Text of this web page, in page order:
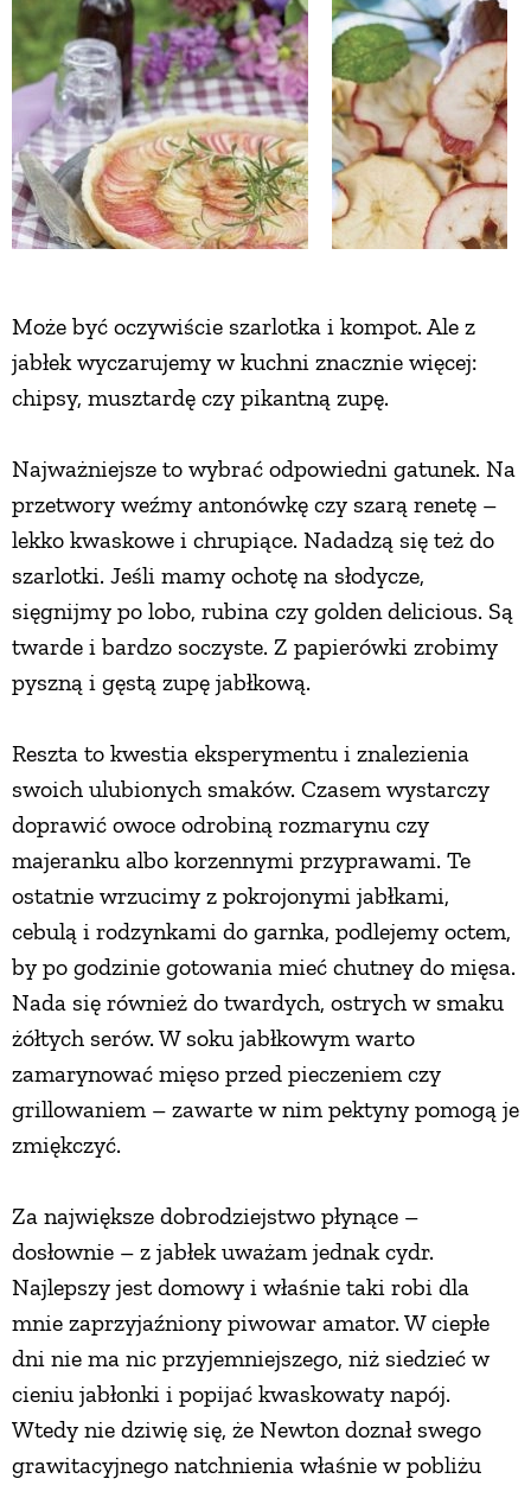
Może być oczywiście szarlotka i kompot. Ale z
jabłek wyczarujemy w kuchni znacznie więcej:
chipsy, musztardę czy pikantną zupę.
Najważniejsze to wybrać odpowiedni gatunek. Na
przetwory weźmy antonówkę czy szarą renetę –
lekko kwaskowe i chrupiące. Nadadzą się też do
szarlotki. Jeśli mamy ochotę na słodycze,
sięgnijmy po lobo, rubina czy golden delicious. Są
twarde i bardzo soczyste. Z papierówki zrobimy
pyszną i gęstą zupę jabłkową.
Reszta to kwestia eksperymentu i znalezienia
swoich ulubionych smaków. Czasem wystarczy
doprawić owoce odrobiną rozmarynu czy
majeranku albo korzennymi przyprawami. Te
ostatnie wrzucimy z pokrojonymi jabłkami,
cebulą i rodzynkami do garnka, podlejemy octem,
by po godzinie gotowania mieć chutney do mięsa.
Nada się również do twardych, ostrych w smaku
żółtych serów. W soku jabłkowym warto
zamarynować mięso przed pieczeniem czy
grillowaniem – zawarte w nim pektyny pomogą je
zmiękczyć.
Za największe dobrodziejstwo płynące –
dosłownie – z jabłek uważam jednak cydr.
Najlepszy jest domowy i właśnie taki robi dla
mnie zaprzyjaźniony piwowar amator. W ciepłe
dni nie ma nic przyjemniejszego, niż siedzieć w
cieniu jabłonki i popijać kwaskowaty napój.
Wtedy nie dziwię się, że Newton doznał swego
grawitacyjnego natchnienia właśnie w pobliżu
ZWIERZĘTA W NATURZE
GRZYBY
KRAJOBRAZ
RĘKODZIEŁO
RZEMIOSŁO
ZWYCZAJE
ZRÓB TO SAM
PRZEPISY
ŚNIADANIA
PRZYSTAWKI
ZUPY
DANIA GŁÓWNE
CIASTA I DESERY
PRZETWORY